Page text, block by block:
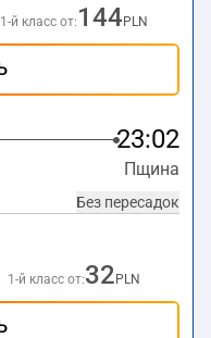
1-й класс от: 144 PLN
23:02
Пщина
Без пересадок
1-й класс от:32 PLN